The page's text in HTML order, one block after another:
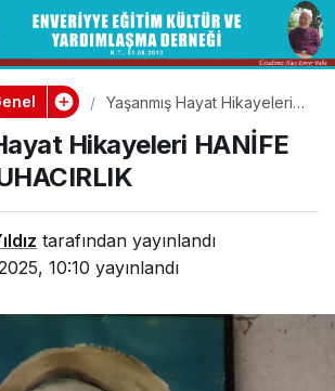
Yaşanmış Hayat Hikayeleri
MUHACIRLIK
Hikayeleri HANİFE
tarafından yayınlandı
10:10 yayınlandı
0 Paylaş